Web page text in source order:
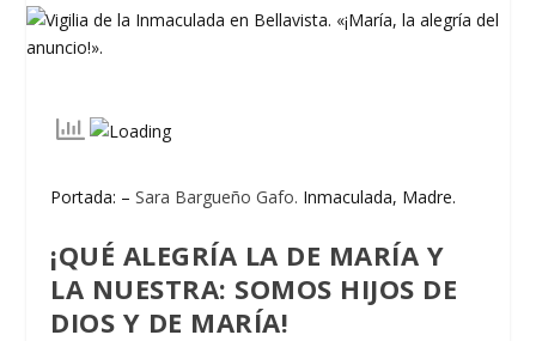
Portada: –Sara Bargueño Gafo. Inmaculada, Madre.
¡QUÉ ALEGRÍA LA DE MARÍA Y
LA NUESTRA: SOMOS HIJOS DE
DIOS Y DE MARÍA!